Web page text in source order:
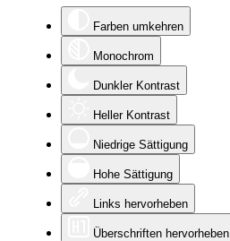
Farben umkehren
Monochrom
Dunkler Kontrast
Heller Kontrast
Niedrige Sättigung
Hohe Sättigung
Links hervorheben
Überschriften hervorheben